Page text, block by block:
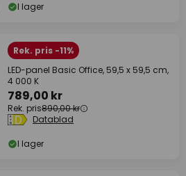
I lager
Rek. pris -11%
LED-panel Basic Office, 59,5 x 59,5 cm,
4 000 K
789,00 kr
Rek. pris890,00 kr
Datablad
I lager